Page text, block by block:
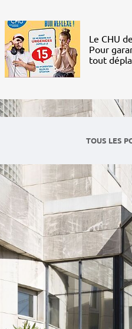
Le CHU
Pour
tout
TOUS LES